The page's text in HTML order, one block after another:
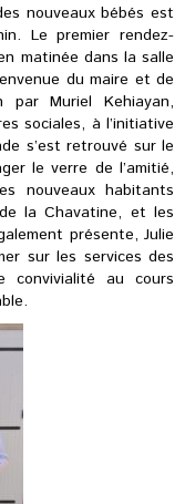
nouveaux bébés est
Le premier rendez-
matinée dans la salle
du maire et de
Muriel Kehiayan,
sociales, à l’initiative
s’est retrouvé sur le
le verre de l’amitié,
nouveaux habitants
la Chavatine, et les
présente, Julie
sur les services des
convivialité au cours